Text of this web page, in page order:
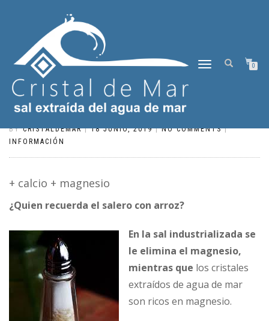
TOGGLE
0
DUPLA: CALCIO – MAGNESIO ¿QUIEN
RECUERDA EL SALERO CON ARROZ?
BYCRISTALDEMAR|18 JUNIO, 2019|NO COMMENTS|
INFORMACIÓN
+ calcio + magnesio
¿Quien recuerda el salero con arroz?
En la sal industrializada se
le elimina el magnesio,
mientras que los cristales
extraídos de agua de mar
son ricos en magnesio.